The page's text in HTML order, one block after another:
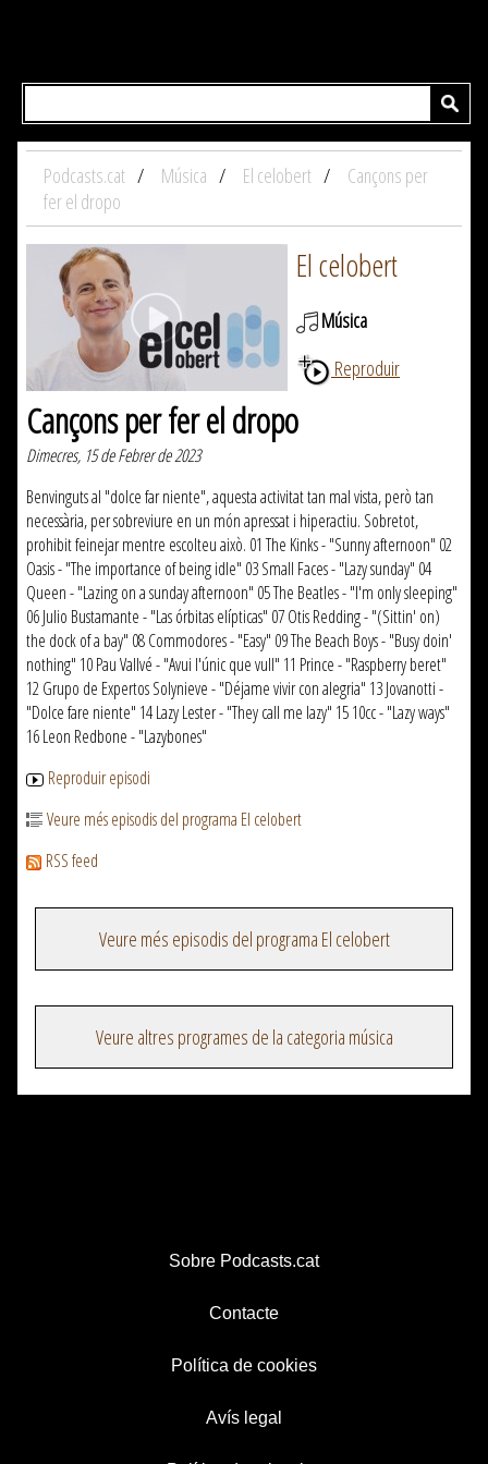
Podcasts.cat Música El celobert
Cançons per
fer el dropo
El celobert
Música
Reproduir
Cançons per fer el dropo
Dimecres, 15 de Febrer de 2023
Benvinguts al "dolce far niente", aquesta activitat tan mal vista, però tan
necessària, per sobreviure en un món apressat i hiperactiu. Sobretot,
prohibit feinejar mentre escolteu això. 01 The Kinks - "Sunny afternoon" 02
Oasis - "The importance of being idle" 03 Small Faces - "Lazy sunday" 04
Queen - "Lazing on a sunday afternoon" 05 The Beatles - "I'm only sleeping"
06 Julio Bustamante - "Las órbitas elípticas" 07 Otis Redding - "(Sittin' on)
the dock of a bay" 08 Commodores - "Easy" 09 The Beach Boys - "Busy doin'
nothing" 10 Pau Vallvé - "Avui l'únic que vull" 11 Prince - "Raspberry beret"
12 Grupo de Expertos Solynieve - "Déjame vivir con alegria" 13 Jovanotti -
"Dolce fare niente" 14 Lazy Lester - "They call me lazy" 15 10cc - "Lazy ways"
16 Leon Redbone - "Lazybones"
Reproduir episodi
Veure més episodis del programa El celobert
RSS feed
Veure més episodis del programa El celobert
Veure altres programes de la categoria música
Sobre Podcasts.cat
Contacte
Política de cookies
Avís legal